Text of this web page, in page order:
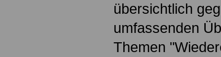
übersichtlich
umfassenden
Themen